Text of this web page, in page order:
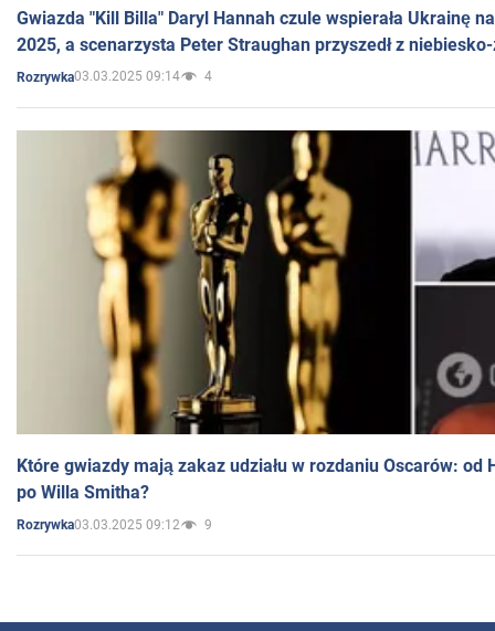
Gwiazda "Kill Billa" Daryl Hannah czule wspierała Ukrainę
2025, a scenarzysta Peter Straughan przyszedł z
Rozrywka03.03.2025 09:14 4
Które gwiazdy mają zakaz udziału w rozdaniu Oscarów: od
po Willa Smitha?
Rozrywka03.03.2025 09:12 9